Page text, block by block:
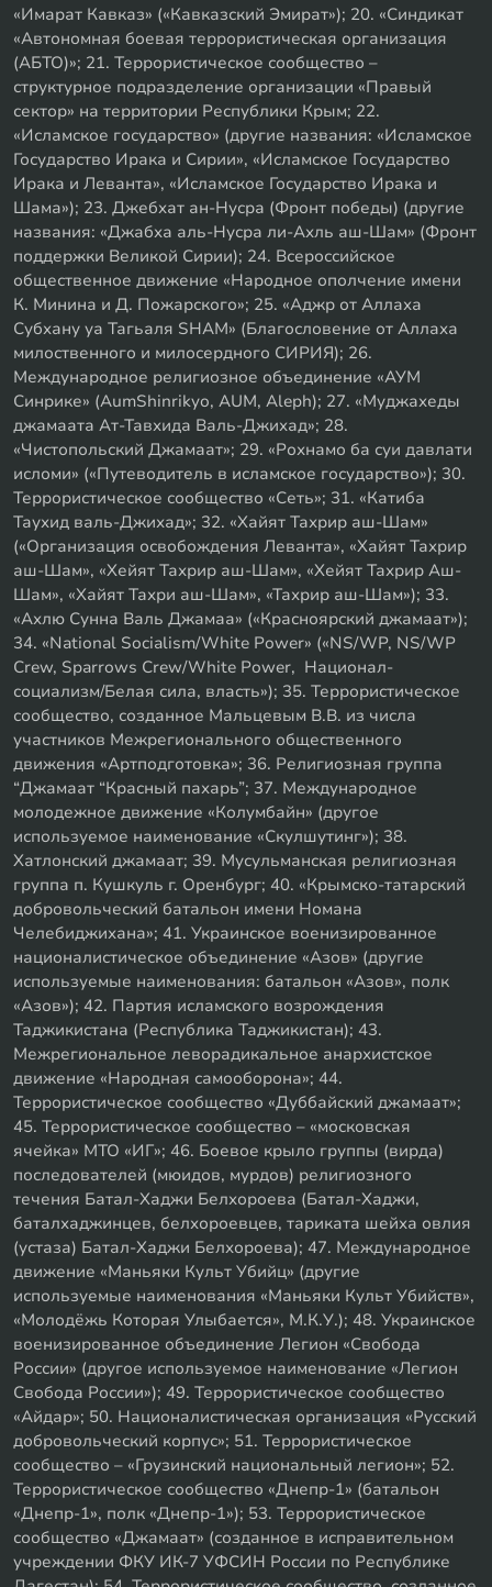
«Имарат Кавказ» («Кавказский Эмират»); 20. «Синдикат
«Автономная боевая террористическая организация
(АБТО)»; 21. Террористическое сообщество –
структурное подразделение организации «Правый
сектор» на территории Республики Крым; 22.
«Исламское государство» (другие названия: «Исламское
Государство Ирака и Сирии», «Исламское Государство
Ирака и Леванта», «Исламское Государство Ирака и
Шама»); 23. Джебхат ан-Нусра (Фронт победы) (другие
названия: «Джабха аль-Нусра ли-Ахль аш-Шам» (Фронт
поддержки Великой Сирии); 24. Всероссийское
общественное движение «Народное ополчение имени
К. Минина и Д. Пожарского»; 25. «Аджр от Аллаха
Субхану уа Тагьаля SHAM» (Благословение от Аллаха
милоственного и милосердного СИРИЯ); 26.
Международное религиозное объединение «АУМ
Синрике» (AumShinrikyo, AUM, Aleph); 27. «Муджахеды
джамаата Ат-Тавхида Валь-Джихад»; 28.
«Чистопольский Джамаат»; 29. «Рохнамо ба суи давлати
исломи» («Путеводитель в исламское государство»); 30.
Террористическое сообщество «Сеть»; 31. «Катиба
Таухид валь-Джихад»; 32. «Хайят Тахрир аш-Шам»
(«Организация освобождения Леванта», «Хайят Тахрир
аш-Шам», «Хейят Тахрир аш-Шам», «Хейят Тахрир Аш-
Шам», «Хайят Тахри аш-Шам», «Тахрир аш-Шам»); 33.
«Ахлю Сунна Валь Джамаа» («Красноярский джамаат»);
34. «National Socialism/White Power» («NS/WP, NS/WP
Crew, Sparrows Crew/White Power, Национал-
социализм/Белая сила, власть»); 35. Террористическое
сообщество, созданное Мальцевым В.В. из числа
участников Межрегионального общественного
движения «Артподготовка»; 36. Религиозная группа
“Джамаат “Красный пахарь”; 37. Международное
молодежное движение «Колумбайн» (другое
используемое наименование «Скулшутинг»); 38.
Хатлонский джамаат; 39. Мусульманская религиозная
группа п. Кушкуль г. Оренбург; 40. «Крымско-татарский
добровольческий батальон имени Номана
Челебиджихана»; 41. Украинское военизированное
националистическое объединение «Азов» (другие
используемые наименования: батальон «Азов», полк
«Азов»); 42. Партия исламского возрождения
Таджикистана (Республика Таджикистан); 43.
Межрегиональное леворадикальное анархистское
движение «Народная самооборона»; 44.
Террористическое сообщество «Дуббайский джамаат»;
45. Террористическое сообщество – «московская
ячейка» МТО «ИГ»; 46. Боевое крыло группы (вирда)
последователей (мюидов, мурдов) религиозного
течения Батал-Хаджи Белхороева (Батал-Хаджи,
баталхаджинцев, белхороевцев, тариката шейха овлия
(устаза) Батал-Хаджи Белхороева); 47. Международное
движение «Маньяки Культ Убийц» (другие
используемые наименования «Маньяки Культ Убийств»,
«Молодёжь Которая Улыбается», М.К.У.); 48. Украинское
военизированное объединение Легион «Свобода
России» (другое используемое наименование «Легион
Свобода России»); 49. Террористическое сообщество
«Айдар»; 50. Националистическая организация «Русский
добровольческий корпус»; 51. Террористическое
сообщество – «Грузинский национальный легион»; 52.
Террористическое сообщество «Днепр-1» (батальон
«Днепр-1», полк «Днепр-1»); 53. Террористическое
сообщество «Джамаат» (созданное в исправительном
учреждении ФКУ ИК-7 УФСИН России по Республике